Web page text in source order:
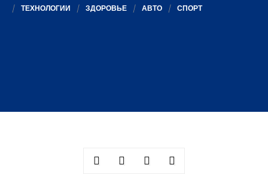
ТЕХНОЛОГИИ
ЗДОРОВЬЕ АВТО СПОРТ